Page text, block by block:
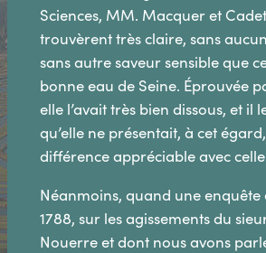
Sciences, MM. Macquer et
trouvèrent très claire, sans
sans autre saveur sensible que
bonne eau de Seine. Éprouvée
elle l’avait très bien dissous, et il
qu’elle ne présentait, à cet
différence appréciable avec
Néanmoins, quand une enquête
1788, sur les agissements du
Nouerre et dont nous avons